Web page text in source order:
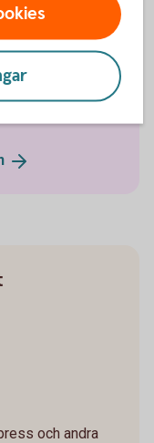
Pay
och andra